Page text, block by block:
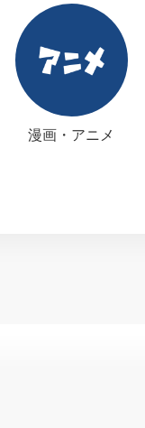
漫画・アニメ